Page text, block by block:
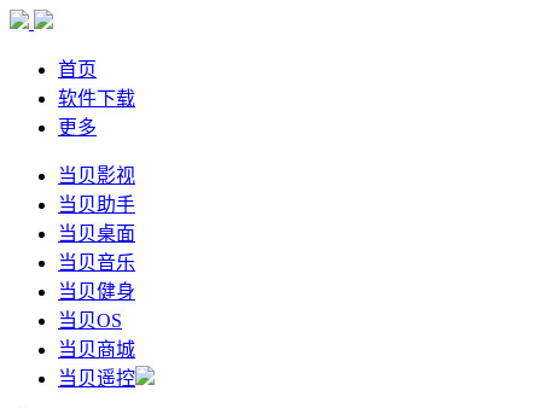
首页
软件下载
更多
当贝影视
当贝助手
当贝桌面
当贝音乐
当贝健身
当贝OS
当贝商城
当贝遥控